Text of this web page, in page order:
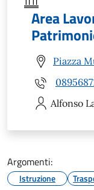
Area
Piazza
Alfonso
Argomenti:
Istruzione